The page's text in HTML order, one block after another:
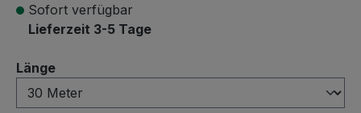
Sofort verfügbar
Lieferzeit 3-5 Tage
Längeauswählen